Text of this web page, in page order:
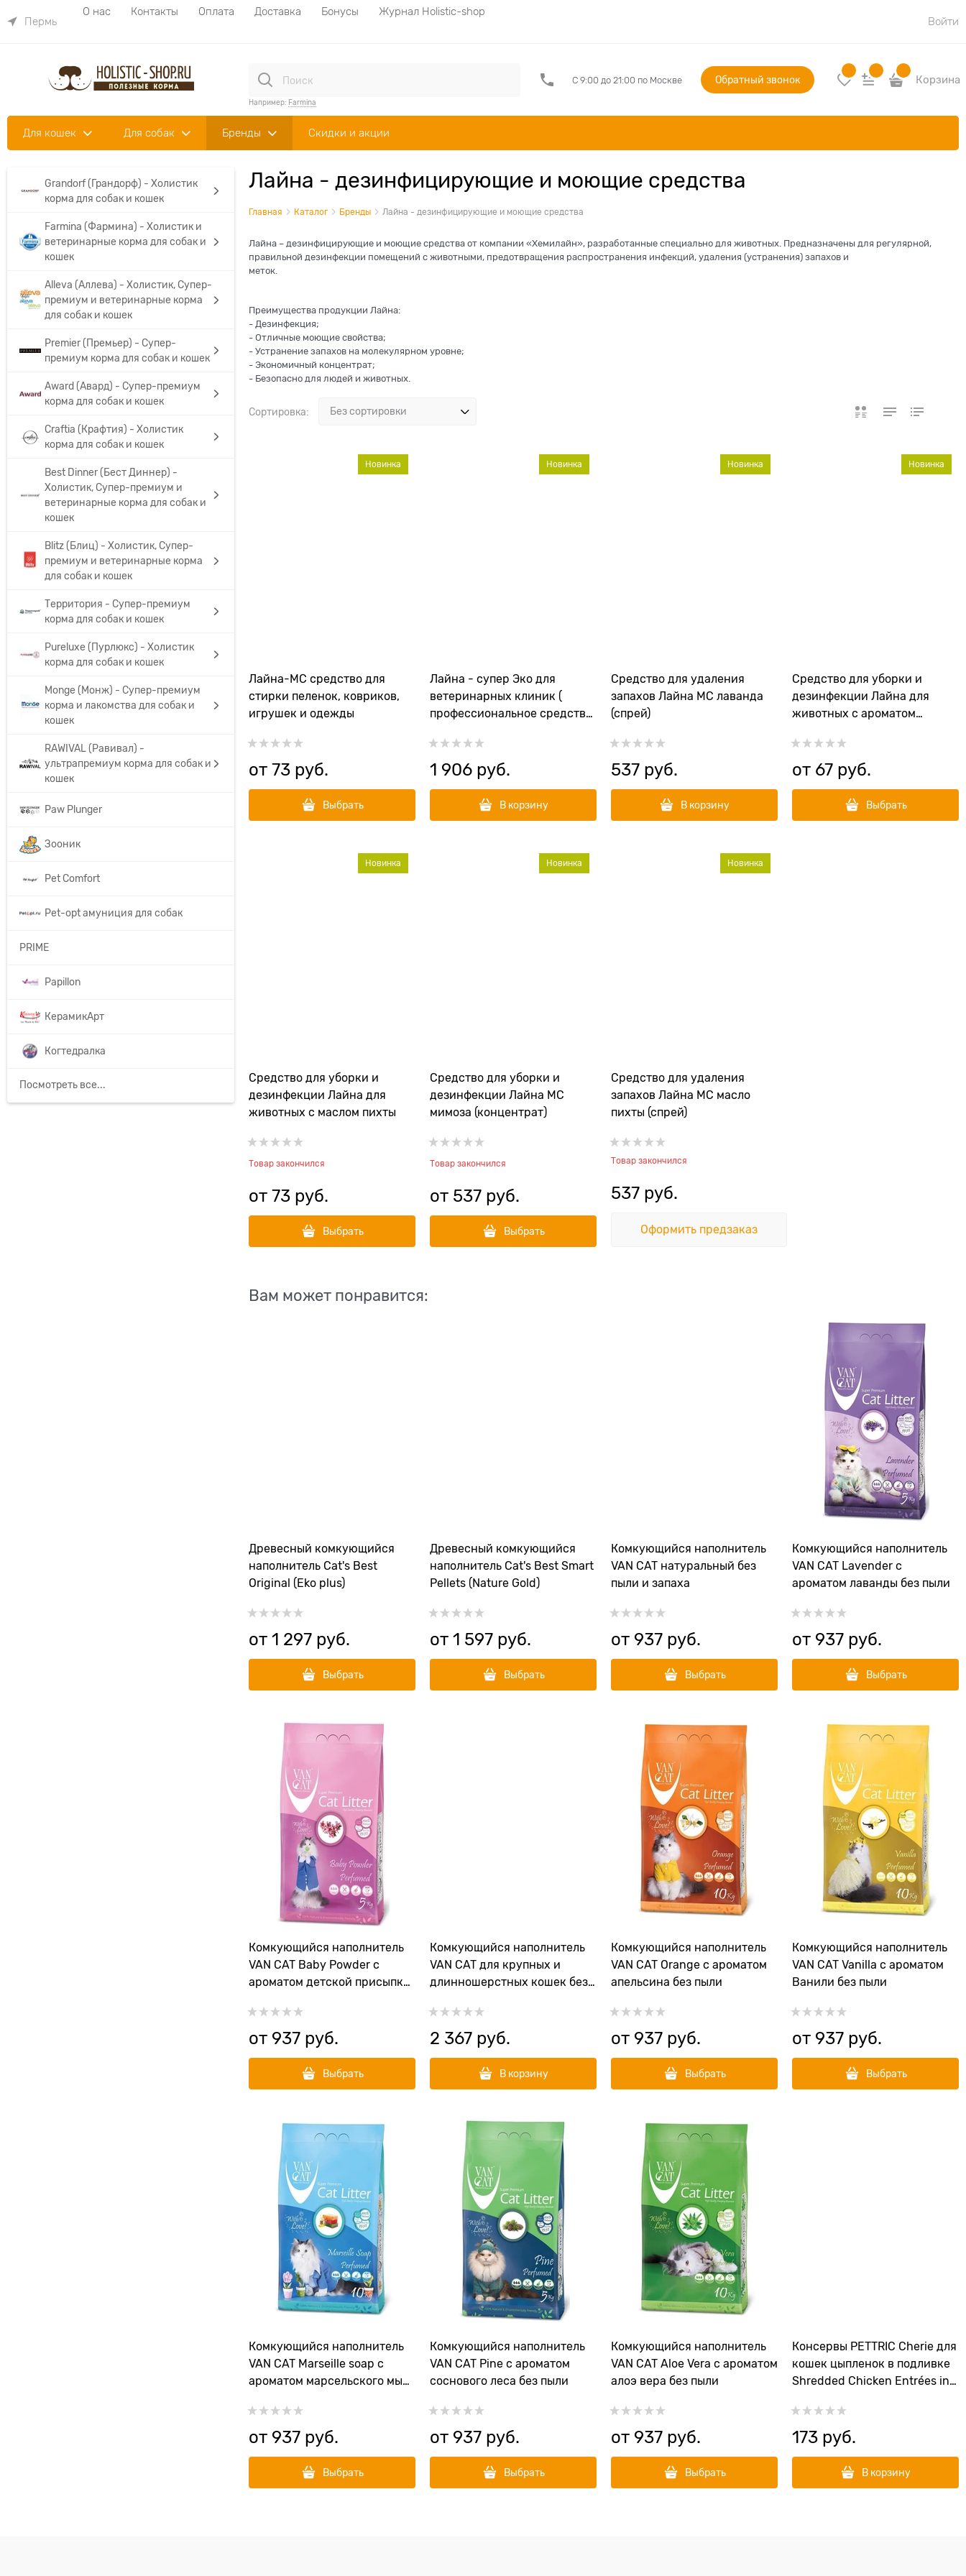
Пермь
О нас Контакты Оплата Доставка Бонусы
Журнал Holistic-shop
Войти
Например: Farmina
С 9:00 до 21:00 по Москве Обратный звонок Корзина
Для кошек Для собак Бренды Скидки и акции
Grandorf (Грандорф) - Холистик
корма для собак и кошек
Farmina (Фармина) - Холистик и
ветеринарные корма для собак и
кошек
Alleva (Аллева) - Холистик, Супер-
премиум и ветеринарные корма
для собак и кошек
Premier (Премьер) - Супер-
премиум корма для собак и кошек
Award (Авард) - Супер-премиум
корма для собак и кошек
Craftia (Крафтия) - Холистик
корма для собак и кошек
Best Dinner (Бест Диннер) -
Холистик, Супер-премиум и
ветеринарные корма для собак и
кошек
Blitz (Блиц) - Холистик, Супер-
премиум и ветеринарные корма
для собак и кошек
Территория - Супер-премиум
корма для собак и кошек
Pureluxe (Пурлюкс) - Холистик
корма для собак и кошек
Monge (Монж) - Супер-премиум
корма и лакомства для собак и
кошек
RAWIVAL (Равивал) -
ультрапремиум корма для собак и
кошек
Paw Plunger
Зооник
Pet Comfort
Pet-opt амуниция для собак
PRIME
Papillon
КерамикАрт
Когтедралка
Посмотреть все...
Лайна - дезинфицирующие и моющие средства
Главная Каталог Бренды Лайна - дезинфицирующие и моющие средства
Лайна – дезинфицирующие и моющие средства от компании «Хемилайн», разработанные специально для животных. Предназначены для регулярной,
правильной дезинфекции помещений с животными, предотвращения распространения инфекций, удаления (устранения) запахов и
меток.
Преимущества продукции Лайна:
- Дезинфекция;
- Отличные моющие свойства;
- Устранение запахов на молекулярном уровне;
- Экономичный концентрат;
- Безопасно для людей и животных.
Сортировка:
Лайна-МС средство для
стирки пеленок, ковриков,
игрушек и одежды
Новинка
от 73 руб.
Выбрать
Лайна - супер Эко для
ветеринарных клиник (
профессиональное средство
Новинка
1 906 руб.
В корзину
Средство для удаления
запахов Лайна МС лаванда
(спрей)
Новинка
537 руб.
В корзину
Средство для уборки и
дезинфекции Лайна для
животных с ароматом
Новинка
от 67 руб.
Выбрать
Средство для уборки и
дезинфекции Лайна для
животных с маслом пихты
Новинка
Товар закончился
от 73 руб.
Выбрать
Средство для уборки и
дезинфекции Лайна МС
мимоза (концентрат)
Новинка
Товар закончился
от 537 руб.
Выбрать
Средство для удаления
запахов Лайна МС масло
пихты (спрей)
Новинка
Товар закончился
537 руб.
Оформить предзаказ
Вам может понравится:
Древесный комкующийся
наполнитель Cat's Best
Original (Eko plus)
от 1 297 руб.
Выбрать
Древесный комкующийся
наполнитель Cat's Best Smart
Pellets (Nature Gold)
от 1 597 руб.
Выбрать
Комкующийся наполнитель
VAN CAT натуральный без
пыли и запаха
от 937 руб.
Выбрать
Комкующийся наполнитель
VAN CAT Lavender с
ароматом лаванды без пыли
от 937 руб.
Выбрать
Комкующийся наполнитель
VAN CAT Baby Powder с
ароматом детской присыпки
от 937 руб.
Выбрать
Комкующийся наполнитель
VAN CAT для крупных и
длинношерстных кошек без
2 367 руб.
В корзину
Комкующийся наполнитель
VAN CAT Orange с ароматом
апельсина без пыли
от 937 руб.
Выбрать
Комкующийся наполнитель
VAN CAT Vanilla с ароматом
Ванили без пыли
от 937 руб.
Выбрать
Комкующийся наполнитель
VAN CAT Marseille soap с
ароматом марсельского мыла
от 937 руб.
Выбрать
Комкующийся наполнитель
VAN CAT Pine с ароматом
соснового леса без пыли
от 937 руб.
Выбрать
Комкующийся наполнитель
VAN CAT Aloe Vera с ароматом
алоэ вера без пыли
от 937 руб.
Выбрать
Консервы PETTRIC Cherie для
кошек цыпленок в подливке
Shredded Chicken Entrées in
173 руб.
В корзину